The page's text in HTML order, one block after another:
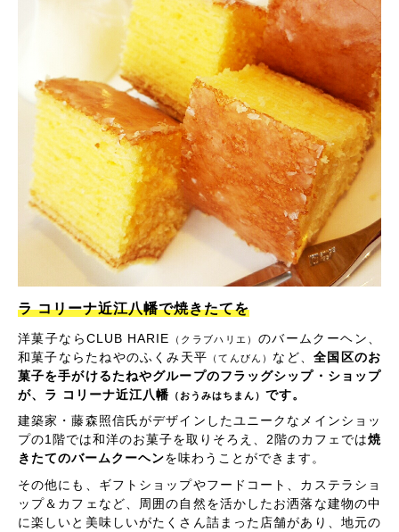
ラ コリーナ近江八幡で焼きたてを
洋菓子ならCLUB HARIE （クラブハリエ） のバームクーヘン、
和菓子ならたねやのふくみ天平 （てんびん） など、全国区のお
菓子を手がけるたねやグループのフラッグシップ・ショップ
が、ラ コリーナ近江八幡 （おうみはちまん） です。
建築家・藤森照信氏がデザインしたユニークなメインショッ
プの1階では和洋のお菓子を取りそろえ、2階のカフェでは焼
きたてのバームクーヘンを味わうことができます。
その他にも、ギフトショップやフードコート、カステラショ
ップ＆カフェなど、周囲の自然を活かしたお洒落な建物の中
に楽しいと美味しいがたくさん詰まった店舗があり、地元の